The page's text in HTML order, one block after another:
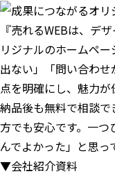
『売れるWEBは、デ
リジナルのホームペ
出ない」「問い合わ
点を明確にし、魅力が
納品後も無料で相談
方でも安心です。一
んでよかった」と思っ
▼会社紹介資料